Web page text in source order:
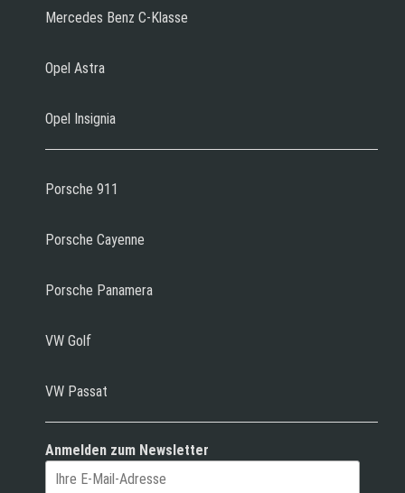
Mercedes Benz C-Klasse
Opel Astra
Opel Insignia
Porsche 911
Porsche Cayenne
Porsche Panamera
VW Golf
VW Passat
Anmelden zum Newsletter